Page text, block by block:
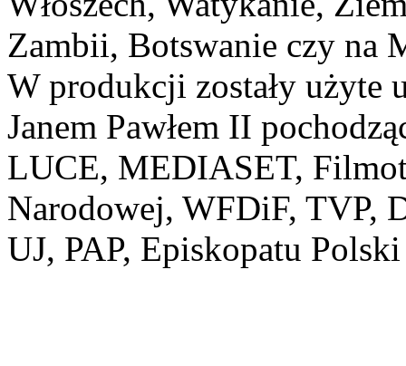
Zambii, Botswanie czy na
W produkcji zostały użyte
Janem Pawłem II
LUCE, MEDIASET,
Narodowej, WFDiF, TVP,
UJ, PAP, Episkopatu